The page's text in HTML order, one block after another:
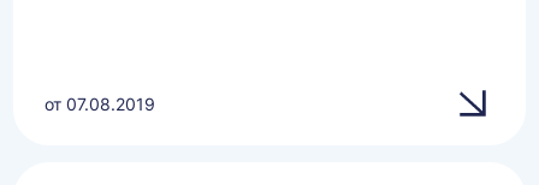
от 07.08.2019